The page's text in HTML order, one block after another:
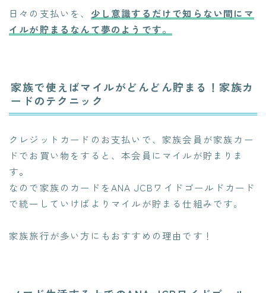
日々の支払いを、 少し意識するだけで知らない間にマ
イルが貯まるなんて夢のようです。
家族で使えばマイルがどんどん貯まる！家族カ
ードのテクニック
クレジットカードのお支払いで、家族会員が家族カー
ドでお買い物をすると、本会員にマイルが貯まりま
す。
なので家族のカードをANA JCBワイドゴールドカード
で統一していけばよりマイルが貯まる仕組みです。
家族旅行が多い方にもおすすめの理由です！